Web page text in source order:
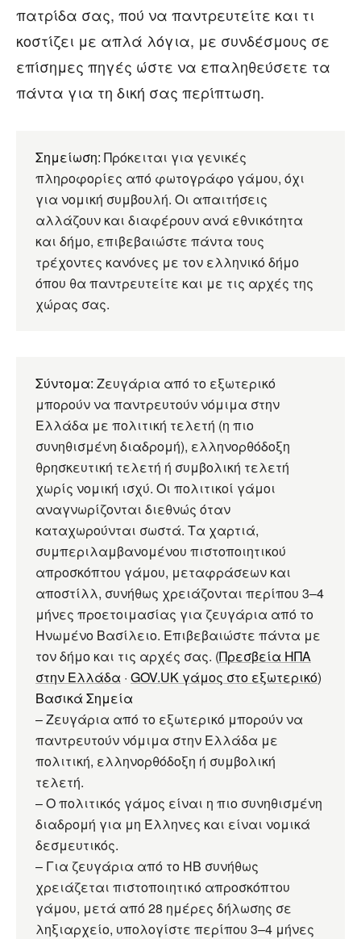
πατρίδα σας, πού να παντρευτείτε και τι
κοστίζει με απλά λόγια, με συνδέσμους σε
επίσημες πηγές ώστε να επαληθεύσετε τα
πάντα για τη δική σας περίπτωση.
Σημείωση: Πρόκειται για γενικές
πληροφορίες από φωτογράφο γάμου, όχι
για νομική συμβουλή. Οι απαιτήσεις
αλλάζουν και διαφέρουν ανά εθνικότητα
και δήμο, επιβεβαιώστε πάντα τους
τρέχοντες κανόνες με τον ελληνικό δήμο
όπου θα παντρευτείτε και με τις αρχές της
χώρας σας.
Σύντομα: Ζευγάρια από το εξωτερικό
μπορούν να παντρευτούν νόμιμα στην
Ελλάδα με πολιτική τελετή (η πιο
συνηθισμένη διαδρομή), ελληνορθόδοξη
θρησκευτική τελετή ή συμβολική τελετή
χωρίς νομική ισχύ. Οι πολιτικοί γάμοι
αναγνωρίζονται διεθνώς όταν
καταχωρούνται σωστά. Τα χαρτιά,
συμπεριλαμβανομένου πιστοποιητικού
απροσκόπτου γάμου, μεταφράσεων και
αποστίλλ, συνήθως χρειάζονται περίπου 3–4
μήνες προετοιμασίας για ζευγάρια από το
Ηνωμένο Βασίλειο. Επιβεβαιώστε πάντα με
τον δήμο και τις αρχές σας. (Πρεσβεία ΗΠΑ
στην Ελλάδα · GOV.UK γάμος στο εξωτερικό)
Βασικά Σημεία
– Ζευγάρια από το εξωτερικό μπορούν να
παντρευτούν νόμιμα στην Ελλάδα με
πολιτική, ελληνορθόδοξη ή συμβολική
τελετή.
– Ο πολιτικός γάμος είναι η πιο συνηθισμένη
διαδρομή για μη Έλληνες και είναι νομικά
δεσμευτικός.
– Για ζευγάρια από το ΗΒ συνήθως
χρειάζεται πιστοποιητικό απροσκόπτου
γάμου, μετά από 28 ημέρες δήλωσης σε
ληξιαρχείο, υπολογίστε περίπου 3–4 μήνες